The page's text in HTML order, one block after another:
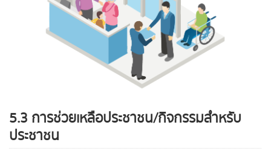
5.3 การช่วยเหลือประชาชน/กิจกรรมสำหรับ
ประชาชน